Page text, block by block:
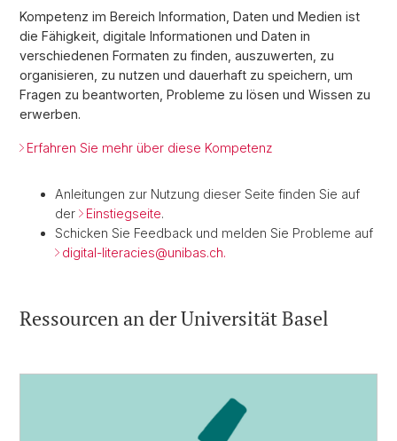
Kompetenz im Bereich Information, Daten und Medien ist
die Fähigkeit, digitale Informationen und Daten in
verschiedenen Formaten zu finden, auszuwerten, zu
organisieren, zu nutzen und dauerhaft zu speichern, um
Fragen zu beantworten, Probleme zu lösen und Wissen zu
erwerben.
Erfahren Sie mehr über diese Kompetenz
Anleitungen zur Nutzung dieser Seite finden Sie auf
der
Einstiegseite.
Schicken Sie Feedback und melden Sie Probleme auf
digital-literacies@unibas.ch.
Ressourcen an der Universität Basel